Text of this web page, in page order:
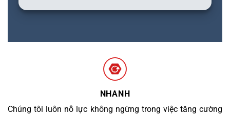
NHANH
Chúng tôi luôn nỗ lực không ngừng trong việc tăng cường